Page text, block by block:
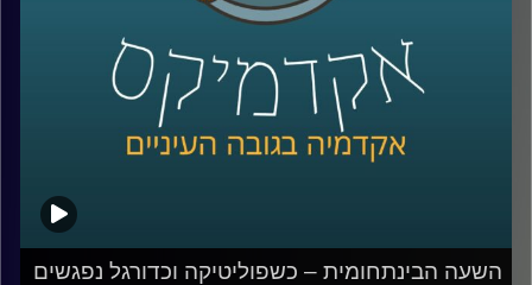
קרדיט תמונות: AudioVersity
השעה הבינתחומית – כשפוליטיקה וכדורגל נפגשים